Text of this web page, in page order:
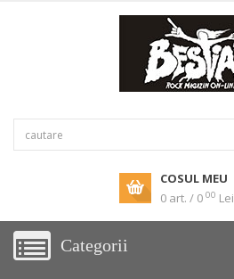
COSUL MEU
0 art. / 0 00 Lei
Categorii